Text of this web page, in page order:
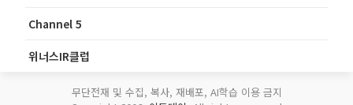
Channel 5
위너스IR클럽
무단전재 및 수집, 복사, 재배포, AI학습 이용 금지